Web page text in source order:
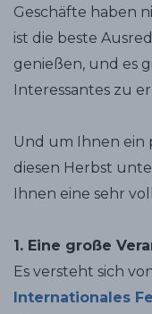
Geschäfte haben
ist die beste
genießen, und es
Interessantes zu
Und um Ihnen ein
diesen Herbst
Ihnen eine sehr
1. Eine große
Es versteht sich
Internationales